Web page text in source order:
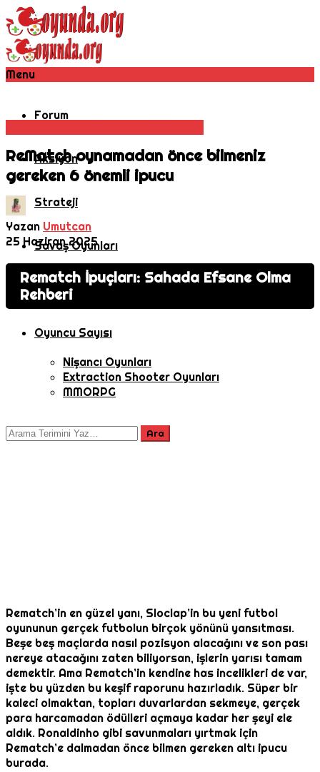
Menu
Forum
Aksiyon
Strateji
Savaş Oyunları
MMORPG
Oyuncu Sayısı
Nişancı Oyunları
Extraction Shooter Oyunları
MMORPG
ReMatch oynamadan önce bilmeniz
gereken 6 önemli ipucu
Yazan Umutcan
25 Haziran 2025
Rematch İpuçları: Sahada Efsane Olma
Rehberi
Rematch’in en güzel yanı, Sloclap’in bu yeni futbol
oyununun gerçek futbolun birçok yönünü yansıtması.
Beşe beş maçlarda nasıl pozisyon alacağını ve son pası
nereye atacağını zaten biliyorsan, işlerin yarısı tamam
demektir. Ama Rematch’in kendine has incelikleri de var,
işte bu yüzden bu keşif raporunu hazırladık. Süper bir
kaleci olmaktan, topları duvarlardan sekmeye, gerçek
para harcamadan ödülleri açmaya kadar her şeyi ele
aldık. Ronaldinho gibi savunmaları yırtmak için
Rematch’e dalmadan önce bilmen gereken altı ipucu
burada.